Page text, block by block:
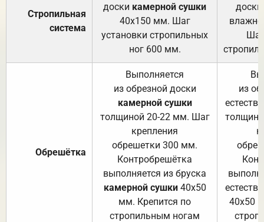
Стропильная
система
доски камерной сушки
40х150 мм. Шаг
установки стропильных
ног 600 мм.
доски
Обрешётка
Выполняется
из обрезной доски
камерной сушки
толщиной 20-22 мм. Шаг
крепления
обрешетки 300 мм.
Контробрешётка
выполняется из бруска
камерной сушки40х50
мм. Крепится по
стропильным ногам
из
40х50